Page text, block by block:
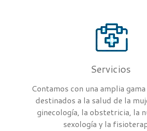
Servicios
Contamos con una amplia
destinados a la salud de la
ginecología, la obstetricia, la
sexología y la